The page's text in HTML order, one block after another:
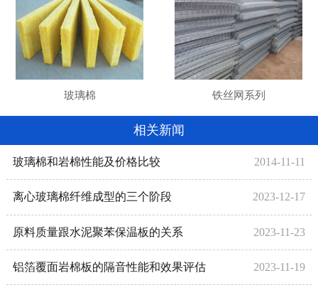
玻璃棉 铁丝网系列
相关新闻
玻璃棉和岩棉性能及价格比较 2014-11-11
离心玻璃棉纤维成型的三个阶段 2023-12-17
原料质量跟水泥聚苯保温板的关系 2023-11-23
铝箔覆面岩棉板的隔音性能和效果评估 2023-11-19